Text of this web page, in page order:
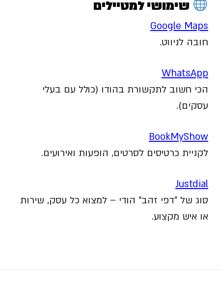
שימושי למטיילים
Google Maps
חובה לניווט.
WhatsApp
הכי חשוב לתקשורת בהודו (כולל עם בעלי
עסקים).
BookMyShow
לקניית כרטיסים לסרטים, הופעות ואירועים.
Justdial
סוג של "דפי זהב" הודי – למצוא כל עסק, שירות
או איש מקצוע.